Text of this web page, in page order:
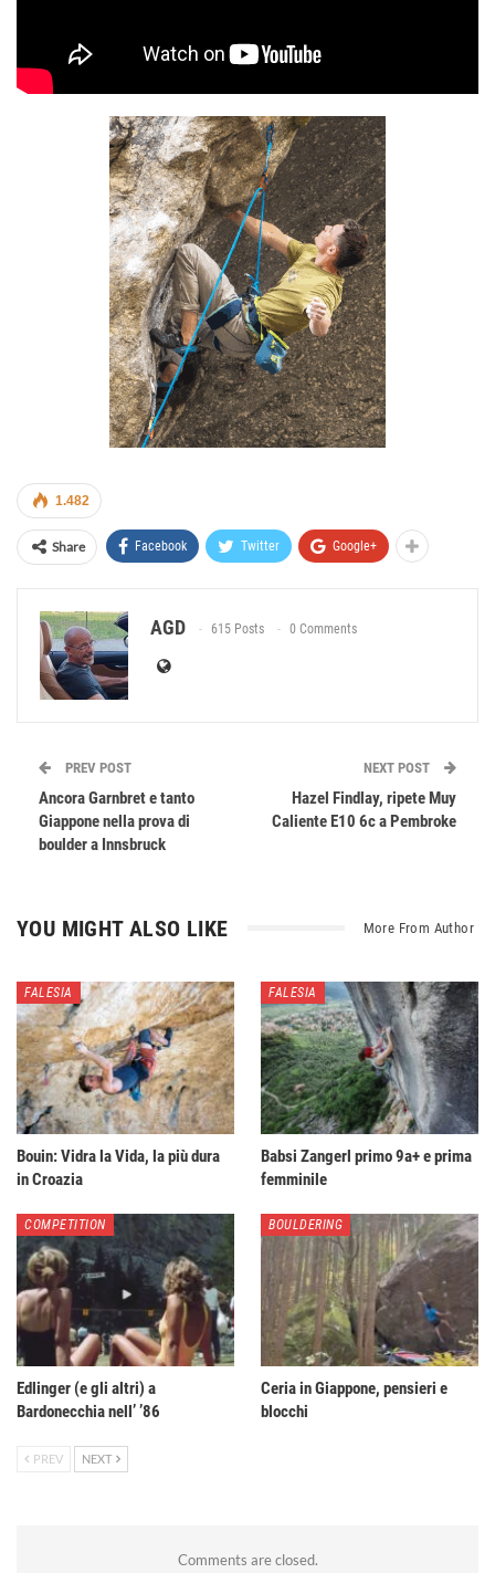
1.482
Share Facebook Twitter Google+
AGD 615 Posts 0 Comments
PREV POST
Ancora Garnbret e tanto
Giappone nella prova di
boulder a Innsbruck
NEXT POST
Hazel Findlay, ripete Muy
Caliente E10 6c a Pembroke
YOU MIGHT ALSO LIKE More From Author
FALESIA
Bouin: Vidra la Vida, la più dura
in Croazia
FALESIA
Babsi Zangerl primo 9a+ e prima
femminile
COMPETITION
Edlinger (e gli altri) a
Bardonecchia nell’ ’86
BOULDERING
Ceria in Giappone, pensieri e
blocchi
PREV NEXT
Comments are closed.